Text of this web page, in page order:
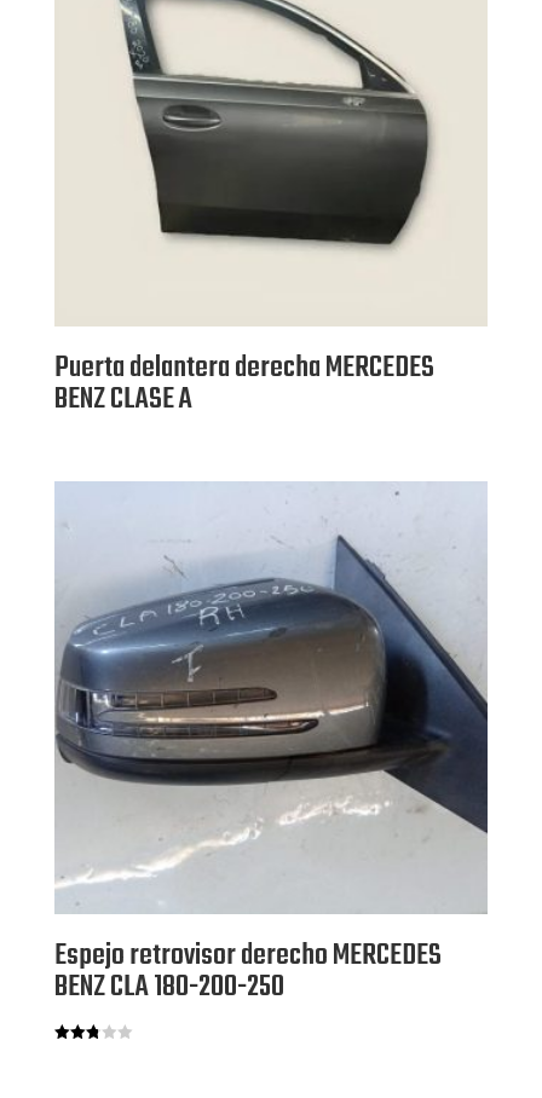
Puerta delantera derecha MERCEDES
BENZ CLASE A
Espejo retrovisor derecho MERCEDES
BENZ CLA 180-200-250